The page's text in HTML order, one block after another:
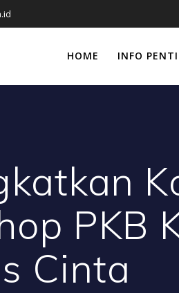
HOME INFO
PKB
Cinta